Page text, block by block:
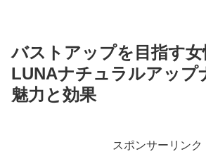
バストアップを目指す女
LUNAナチュラルアップ
魅力と効果
スポンサーリンク